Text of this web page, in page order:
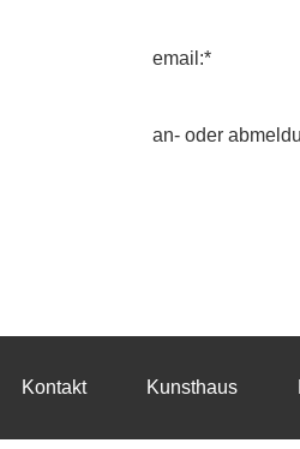
email:*
an- oder
Kontakt Kunsthaus